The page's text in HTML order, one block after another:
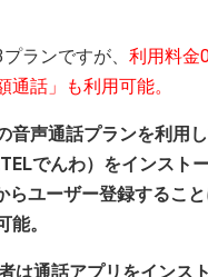
ランですが、利用料金
通話」も利用可能。
音声通話プランを利用
でんわ）をインスト
らユーザー登録するこ
能。
は通話アプリをインス